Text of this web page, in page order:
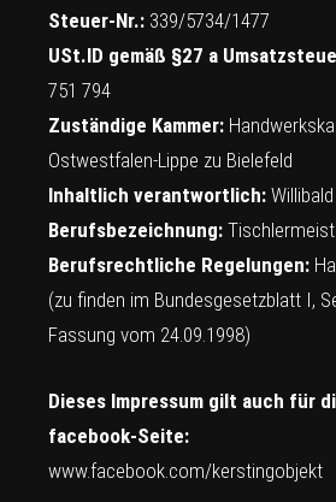
Steuer-Nr.: 339/5734/1477
USt.ID gemäß §27 a
751 794
Zuständige Kammer:
Ostwestfalen-Lippe zu Bielefeld
Inhaltlich verantwortlich:
Berufsbezeichnung:
Berufsrechtliche Regelungen:
(zu finden im Bundesgesetzblatt I,
Fassung vom 24.09.1998)
Dieses Impressum gilt auch für
facebook-Seite:
www.facebook.com/kerstingobjekt